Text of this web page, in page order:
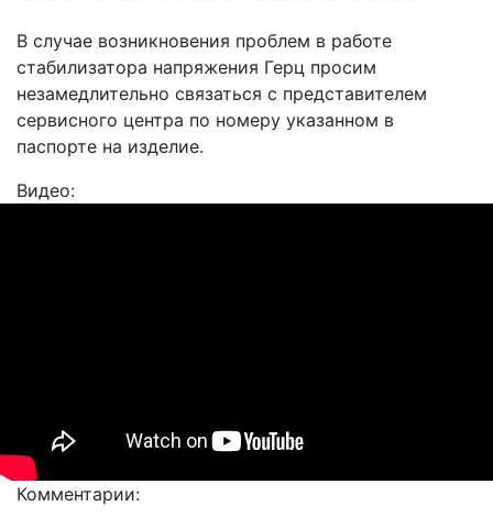
В случае возникновения проблем в работе
стабилизатора напряжения Герц просим
незамедлительно связаться с представителем
сервисного центра по номеру указанном в
паспорте на изделие.
Видео:
Комментарии: